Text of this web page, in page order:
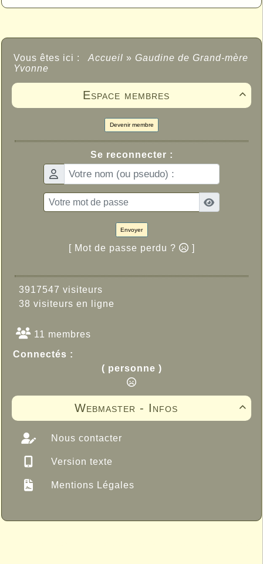
Vous êtes ici : Accueil » Gaudine de Grand-mère
Yvonne

Espace membres
Devenir membre
Se reconnecter :
Envoyer
[ Mot de passe perdu ? ]
3917547 visiteurs
38 visiteurs en ligne
11 membres
Connectés :
( personne )

Webmaster - Infos
Nous contacter
Version texte
Mentions Légales